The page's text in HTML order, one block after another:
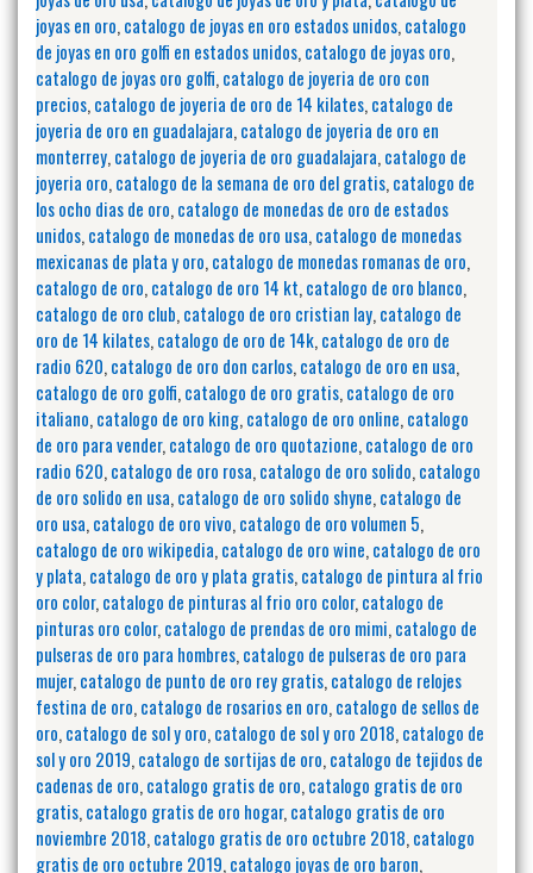
joyas en oro,catalogo de joyas en oro estados unidos,catalogo
de joyas en oro golfi en estados unidos,catalogo de joyas oro,
catalogo de joyas oro golfi,catalogo de joyeria de oro con
precios,catalogo de joyeria de oro de 14 kilates,catalogo de
joyeria de oro en guadalajara,catalogo de joyeria de oro en
monterrey,catalogo de joyeria de oro guadalajara,catalogo de
joyeria oro,catalogo de la semana de oro del gratis,catalogo de
los ocho dias de oro,catalogo de monedas de oro de estados
unidos,catalogo de monedas de oro usa,catalogo de monedas
mexicanas de plata y oro,catalogo de monedas romanas de oro,
catalogo de oro,catalogo de oro 14 kt,catalogo de oro blanco,
catalogo de oro club,catalogo de oro cristian lay,catalogo de
oro de 14 kilates,catalogo de oro de 14k,catalogo de oro de
radio 620,catalogo de oro don carlos,catalogo de oro en usa,
catalogo de oro golfi,catalogo de oro gratis,catalogo de oro
italiano,catalogo de oro king,catalogo de oro online,catalogo
de oro para vender,catalogo de oro quotazione,catalogo de oro
radio 620,catalogo de oro rosa,catalogo de oro solido,catalogo
de oro solido en usa,catalogo de oro solido shyne,catalogo de
oro usa,catalogo de oro vivo,catalogo de oro volumen 5,
catalogo de oro wikipedia,catalogo de oro wine,catalogo de oro
y plata,catalogo de oro y plata gratis,catalogo de pintura al frio
oro color,catalogo de pinturas al frio oro color,catalogo de
pinturas oro color,catalogo de prendas de oro mimi,catalogo de
pulseras de oro para hombres,catalogo de pulseras de oro para
mujer,catalogo de punto de oro rey gratis,catalogo de relojes
festina de oro,catalogo de rosarios en oro,catalogo de sellos de
oro,catalogo de sol y oro,catalogo de sol y oro 2018,catalogo de
sol y oro 2019,catalogo de sortijas de oro,catalogo de tejidos de
cadenas de oro,catalogo gratis de oro,catalogo gratis de oro
gratis,catalogo gratis de oro hogar,catalogo gratis de oro
noviembre 2018,catalogo gratis de oro octubre 2018,catalogo
gratis de oro octubre 2019,catalogo joyas de oro baron,